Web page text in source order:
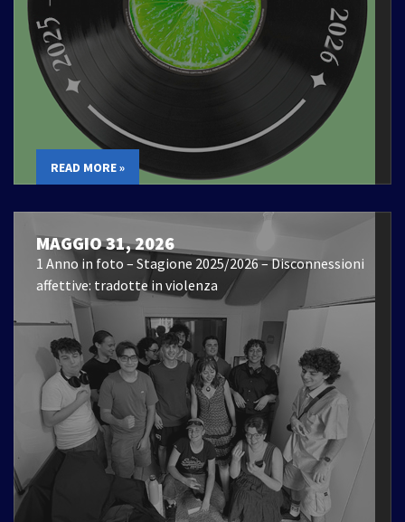
READ MORE »
MAGGIO 31, 2026
1 Anno in foto – Stagione 2025/2026 – Disconnessioni
affettive: tradotte in violenza